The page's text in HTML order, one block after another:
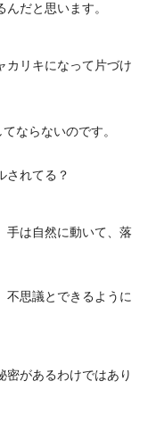
だと思います。
カリキになって片づけ
ならないのです。
されてる？
手は自然に動いて、落
不思議とできるように
密があるわけではあり